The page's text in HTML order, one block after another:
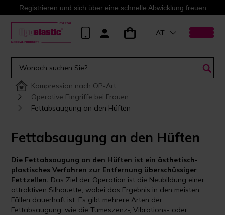
Registrieren und sich über eine schnelle Abwicklung freuen
AT
Kompression nach OP-Art
Operative Eingriffe bei Frauen
Fettabsaugung an den Hüften
Fettabsaugung an den Hüften
Die Fettabsaugung an den Hüften ist ein ästhetisch-
plastisches Verfahren zur Entfernung überschüssiger
Fettzellen. Das Ziel der Operation ist die Neubildung einer
attraktiven Silhouette, wobei das Ergebnis in den meisten
Fällen dauerhaft ist. Es gibt mehrere Arten der
Fettabsaugung, wie die Tumeszenz-, Vibrations- oder